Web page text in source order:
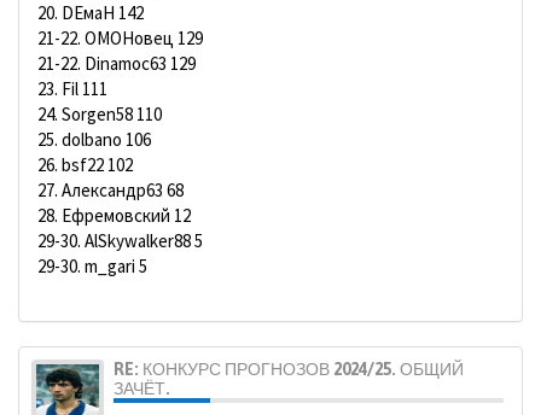
20. DЕмаН 142
21-22. ОМОНовец 129
21-22. Dinamoc63 129
23. Fil 111
24. Sorgen58 110
25. dolbano 106
26. bsf22 102
27. Александр63 68
28. Ефремовский 12
29-30. AlSkywalker88 5
29-30. m_gari 5
RE: КОНКУРС ПРОГНОЗОВ 2024/25. ОБЩИЙ
ЗАЧЁТ.